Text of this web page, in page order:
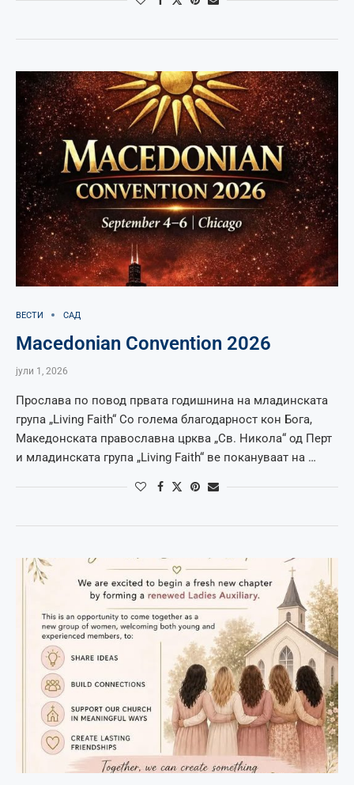
ВЕСТИ САД
Macedonian Convention 2026
јули 1, 2026
Прослава по повод првата годишнина на младинската
група „Living Faith“ Со голема благодарност кон Бога,
Македонската православна црква „Св. Никола“ од Перт
и младинската група „Living Faith“ ве покануваат на …